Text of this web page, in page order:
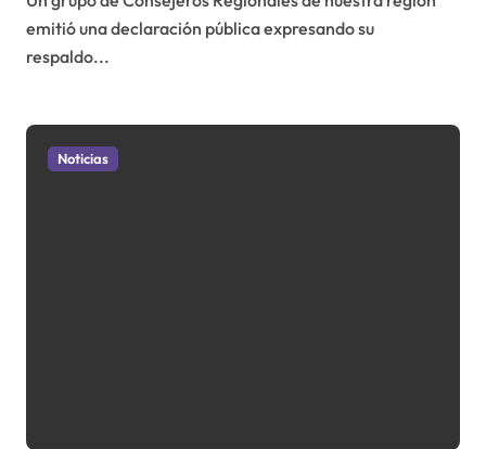
emitió una declaración pública expresando su
respaldo...
Noticias